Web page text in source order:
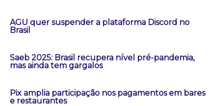
AGU quer suspender a plataforma Discord no
Brasil
Saeb 2025: Brasil recupera nível pré-pandemia,
mas ainda tem gargalos
Pix amplia participação nos pagamentos em bares
e restaurantes